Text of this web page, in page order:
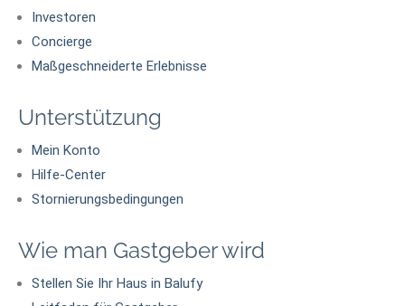
Investoren
Concierge
Maßgeschneiderte Erlebnisse
Unterstützung
Mein Konto
Hilfe-Center
Stornierungsbedingungen
Wie man Gastgeber wird
Stellen Sie Ihr Haus in Balufy